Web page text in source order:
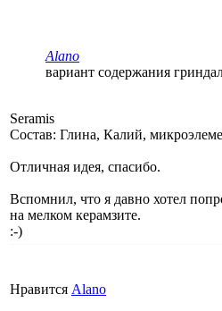
Alano
вариант содержания
Seramis
Состав: Глина, Калий,
Отличная идея, спасибо.
Вспомнил, что я давно хотел
на мелком керамзите.
:-)
Нравится Alano